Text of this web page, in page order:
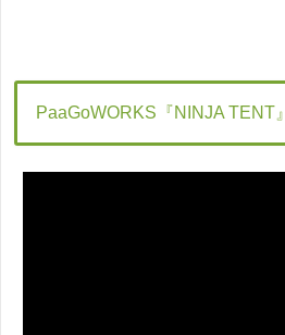
PaaGoWORKS『NINJA TENT』